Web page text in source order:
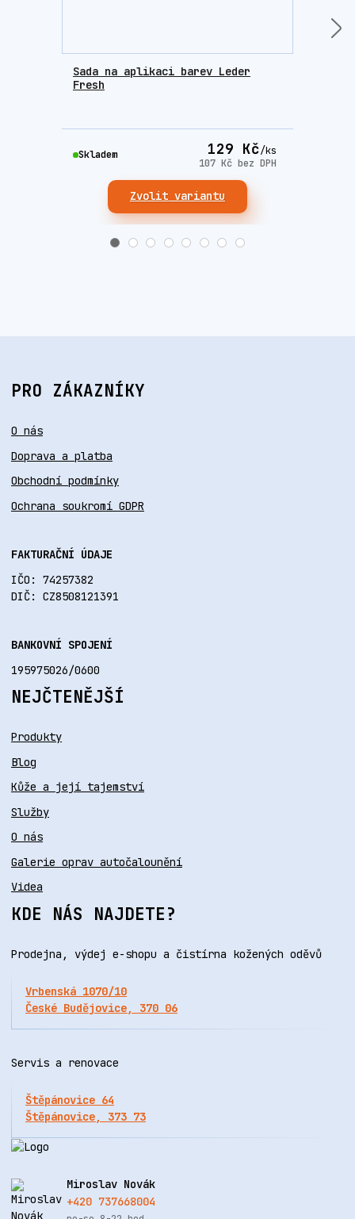
Sada na aplikaci barev Leder
Fresh
129 Kč/ks
107 Kč bez DPH
Skladem
Zvolit variantu
PRO ZÁKAZNÍKY
O nás
Doprava a platba
Obchodní podmínky
Ochrana soukromí GDPR
FAKTURAČNÍ ÚDAJE
IČO: 74257382
DIČ: CZ8508121391
BANKOVNÍ SPOJENÍ
195975026/0600
NEJČTENĚJŠÍ
Produkty
Blog
Kůže a její tajemství
Služby
O nás
Galerie oprav autočalounění
Videa
KDE NÁS NAJDETE?
Prodejna, výdej e-shopu a čistírna kožených oděvů
Vrbenská 1070/10
České Budějovice, 370 06
Servis a renovace
Štěpánovice 64
Štěpánovice, 373 73
Miroslav Novák
+420 737668004